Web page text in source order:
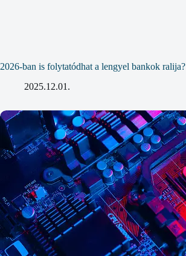
2026-ban is folytatódhat a lengyel bankok ralija?
2025.12.01.